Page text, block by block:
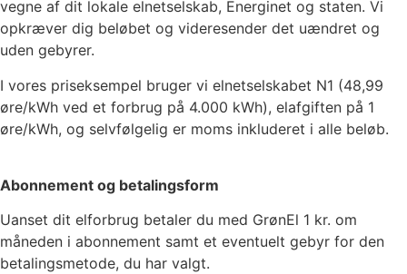
vegne af dit lokale elnetselskab, Energinet og staten. Vi
opkræver dig beløbet og videresender det uændret og
uden gebyrer.
I vores priseksempel bruger vi elnetselskabet N1 (48,99
øre/kWh ved et forbrug på 4.000 kWh), elafgiften på 1
øre/kWh, og selvfølgelig er moms inkluderet i alle beløb.
Abonnement og betalingsform
Uanset dit elforbrug betaler du med GrønEl 1 kr. om
måneden i abonnement samt et eventuelt gebyr for den
betalingsmetode, du har valgt.